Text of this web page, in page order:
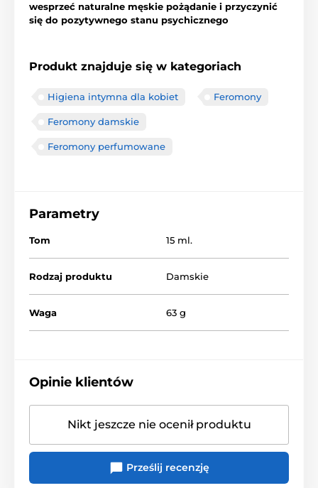
wesprzeć naturalne męskie pożądanie i przyczynić
się do pozytywnego stanu psychicznego
Produkt znajduje się w kategoriach
Higiena intymna dla kobiet Feromony
Feromony damskie
Feromony perfumowane
Parametry
Tom 15 ml.
Rodzaj produktu Damskie
Waga 63 g
Opinie klientów
Nikt jeszcze nie ocenił produktu
Prześlij recenzję